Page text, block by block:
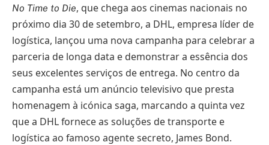
No Time to Die, que chega aos cinemas nacionais no
próximo dia 30 de setembro, a DHL, empresa líder de
logística, lançou uma nova campanha para celebrar a
parceria de longa data e demonstrar a essência dos
seus excelentes serviços de entrega. No centro da
campanha está um anúncio televisivo que presta
homenagem à icónica saga, marcando a quinta vez
que a DHL fornece as soluções de transporte e
logística ao famoso agente secreto, James Bond.